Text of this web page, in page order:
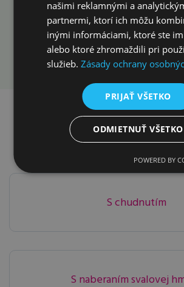
Rezervovať
Ako vám
pomôcť v
S chudnutím
S naberaním svalovej
našimi reklamnými a
partnermi, ktorí ich môžu
inými informáciami, ktoré ste
alebo ktoré zhromaždili pri
služieb.Zásady ochrany
PRIJAŤ VŠETKO
ODMIETNUŤ VŠETKO
POWERED BY